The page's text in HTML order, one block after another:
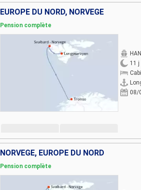
EUROPE DU NORD, NORVÈGE
Pension complète
11 j
08/
NORVÈGE, EUROPE DU NORD
Pension complète